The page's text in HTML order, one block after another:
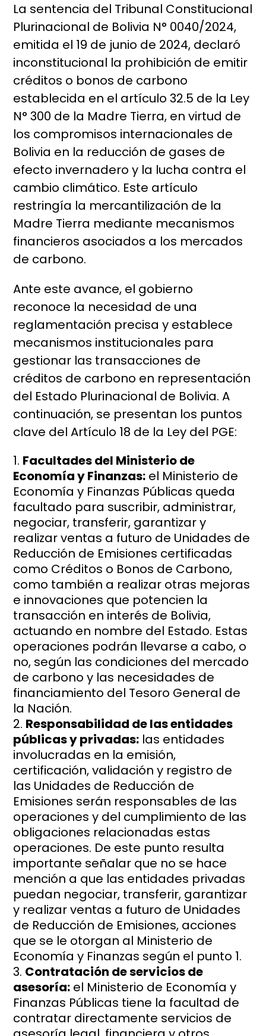
La sentencia del Tribunal Constitucional
Plurinacional de Bolivia N° 0040/2024,
emitida el 19 de junio de 2024, declaró
inconstitucional la prohibición de emitir
créditos o bonos de carbono
establecida en el artículo 32.5 de la Ley
N° 300 de la Madre Tierra, en virtud de
los compromisos internacionales de
Bolivia en la reducción de gases de
efecto invernadero y la lucha contra el
cambio climático. Este artículo
restringía la mercantilización de la
Madre Tierra mediante mecanismos
financieros asociados a los mercados
de carbono.
Ante este avance, el gobierno
reconoce la necesidad de una
reglamentación precisa y establece
mecanismos institucionales para
gestionar las transacciones de
créditos de carbono en representación
del Estado Plurinacional de Bolivia. A
continuación, se presentan los puntos
clave del Artículo 18 de la Ley del PGE:
Facultades del Ministerio de
Economía y Finanzas: el Ministerio de
Economía y Finanzas Públicas queda
facultado para suscribir, administrar,
negociar, transferir, garantizar y
realizar ventas a futuro de Unidades de
Reducción de Emisiones certificadas
como Créditos o Bonos de Carbono,
como también a realizar otras mejoras
e innovaciones que potencien la
transacción en interés de Bolivia,
actuando en nombre del Estado. Estas
operaciones podrán llevarse a cabo, o
no, según las condiciones del mercado
de carbono y las necesidades de
financiamiento del Tesoro General de
la Nación.
Responsabilidad de las entidades
públicas y privadas: las entidades
involucradas en la emisión,
certificación, validación y registro de
las Unidades de Reducción de
Emisiones serán responsables de las
operaciones y del cumplimiento de las
obligaciones relacionadas estas
operaciones. De este punto resulta
importante señalar que no se hace
mención a que las entidades privadas
puedan negociar, transferir, garantizar
y realizar ventas a futuro de Unidades
de Reducción de Emisiones, acciones
que se le otorgan al Ministerio de
Economía y Finanzas según el punto 1.
Contratación de servicios de
asesoría: el Ministerio de Economía y
Finanzas Públicas tiene la facultad de
contratar directamente servicios de